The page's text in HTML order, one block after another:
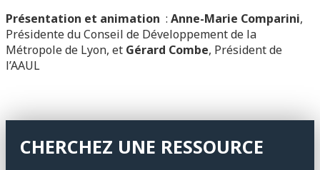
Présentation et animation : Anne-Marie Comparini,
Présidente du Conseil de Développement de la
Métropole de Lyon, et Gérard Combe, Président de
l’AAUL
CHERCHEZ UNE RESSOURCE